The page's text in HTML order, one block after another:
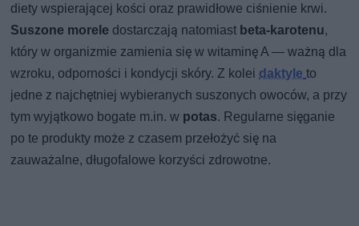
diety wspierającej kości oraz prawidłowe ciśnienie krwi.
Suszone morele dostarczają natomiast beta-karotenu,
który w organizmie zamienia się w witaminę A — ważną dla
wzroku, odporności i kondycji skóry. Z kolei daktyle to
jedne z najchętniej wybieranych suszonych owoców, a przy
tym wyjątkowo bogate m.in. w potas. Regularne sięganie
po te produkty może z czasem przełożyć się na
zauważalne, długofalowe korzyści zdrowotne.